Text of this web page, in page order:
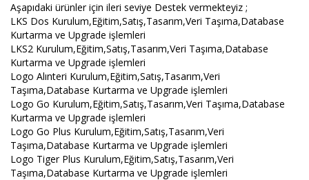
Aşapıdaki ürünler için ileri seviye Destek vermekteyiz ;
LKS Dos Kurulum,Eğitim,Satış,Tasarım,Veri Taşıma,Database
Kurtarma ve Upgrade işlemleri
LKS2 Kurulum,Eğitim,Satış,Tasarım,Veri Taşıma,Database
Kurtarma ve Upgrade işlemleri
Logo Alınteri Kurulum,Eğitim,Satış,Tasarım,Veri
Taşıma,Database Kurtarma ve Upgrade işlemleri
Logo Go Kurulum,Eğitim,Satış,Tasarım,Veri Taşıma,Database
Kurtarma ve Upgrade işlemleri
Logo Go Plus Kurulum,Eğitim,Satış,Tasarım,Veri
Taşıma,Database Kurtarma ve Upgrade işlemleri
Logo Tiger Plus Kurulum,Eğitim,Satış,Tasarım,Veri
Taşıma,Database Kurtarma ve Upgrade işlemleri